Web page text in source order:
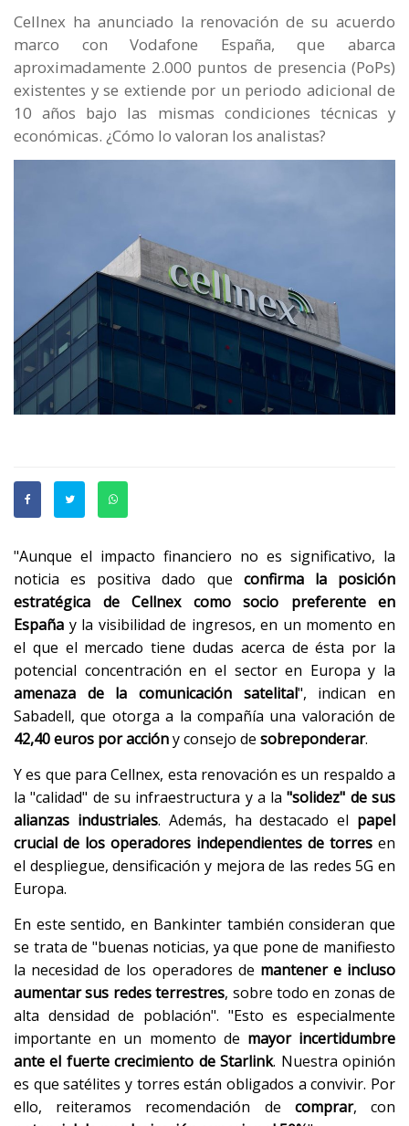
Cellnex ha anunciado la renovación de su acuerdo
marco con Vodafone España, que abarca
aproximadamente 2.000 puntos de presencia (PoPs)
existentes y se extiende por un periodo adicional de
10 años bajo las mismas condiciones técnicas y
económicas. ¿Cómo lo valoran los analistas?
"Aunque el impacto financiero no es significativo, la
noticia es positiva dado que confirma la posición
estratégica de Cellnex como socio preferente en
España y la visibilidad de ingresos, en un momento en
el que el mercado tiene dudas acerca de ésta por la
potencial concentración en el sector en Europa y la
amenaza de la comunicación satelital", indican en
Sabadell, que otorga a la compañía una valoración de
42,40 euros por accióny consejo de sobreponderar.
Y es que para Cellnex, esta renovación es un respaldo a
la "calidad" de su infraestructura y a la"solidez" de sus
alianzas industriales. Además, ha destacado el papel
crucial de los operadores independientes de torres en
el despliegue, densificación y mejora de las redes 5G en
Europa.
En este sentido, en Bankinter también consideran que
se trata de "buenas noticias, ya que pone de manifiesto
la necesidad de los operadores de mantener e incluso
aumentar sus redes terrestres, sobre todo en zonas de
alta densidad de población". "Esto es especialmente
importante en un momento de mayor incertidumbre
ante el fuerte crecimiento de Starlink. Nuestra opinión
es que satélites y torres están obligados a convivir. Por
ello, reiteramos recomendación de comprar, con